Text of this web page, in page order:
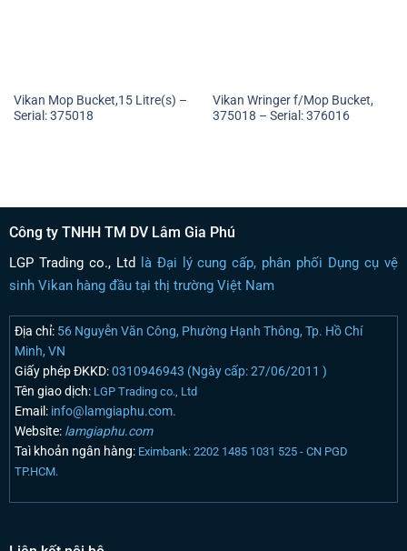
Vikan Mop Bucket,15 Litre(s) –
Serial: 375018
Vikan Wringer f/Mop Bucket,
375018 – Serial: 376016
Công ty TNHH TM DV Lâm Gia Phú
LGP Trading co., Ltd là Đại lý cung cấp, phân phối Dụng cụ vệ
sinh Vikan hàng đầu tại thị trường Việt Nam
Địa chỉ:56 Nguyễn Văn Công, Phường Hạnh Thông, Tp. Hồ Chí
Minh, VN
Giấy phép ĐKKD:0310946943 (Ngày cấp: 27/06/2011 )
Tên giao dịch: LGP Trading co., Ltd
Email:info@lamgiaphu.com.
Website:lamgiaphu.com
Taì khoản ngân hàng: Eximbank: 2202 1485 1031 525 - CN PGD
TP.HCM.